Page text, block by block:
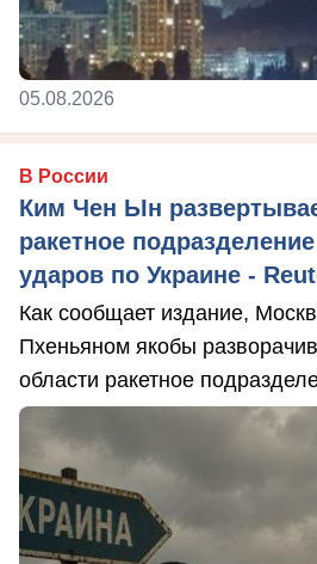
05.08.2026
В России
Ким Чен Ын
ракетное
ударов по Украине -
Как сообщает издание,
Пхеньяном якобы
области ракетное